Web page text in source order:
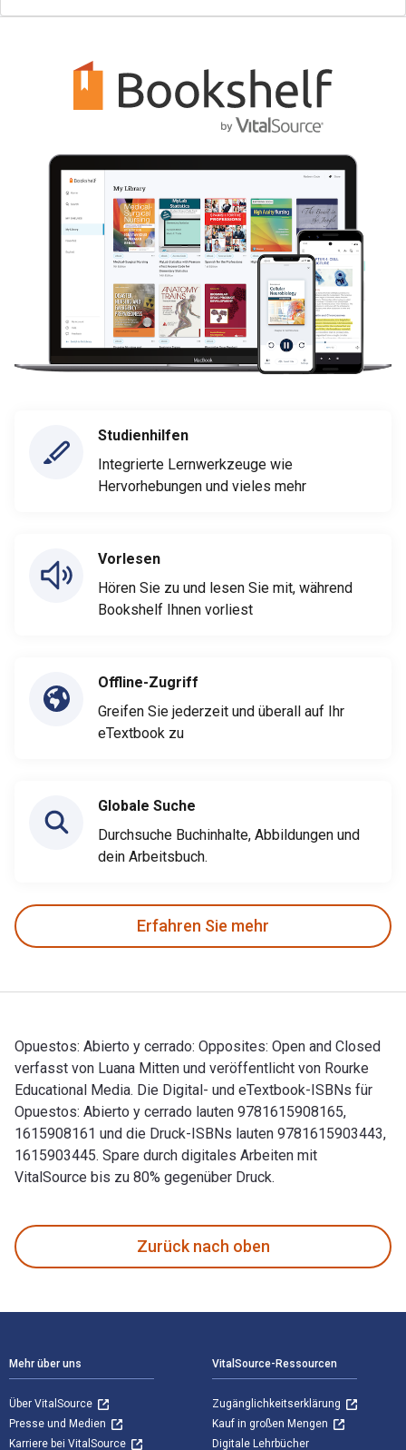
Studienhilfen
Integrierte Lernwerkzeuge wie
Hervorhebungen und vieles mehr
Vorlesen
Hören Sie zu und lesen Sie mit, während
Bookshelf Ihnen vorliest
Offline-Zugriff
Greifen Sie jederzeit und überall auf Ihr
eTextbook zu
Globale Suche
Durchsuche Buchinhalte, Abbildungen und
dein Arbeitsbuch.
Erfahren Sie mehr
Opuestos: Abierto y cerrado: Opposites: Open and Closed
verfasst von Luana Mitten und veröffentlicht von Rourke
Educational Media. Die Digital- und eTextbook-ISBNs für
Opuestos: Abierto y cerrado lauten 9781615908165,
1615908161 und die Druck-ISBNs lauten 9781615903443,
1615903445. Spare durch digitales Arbeiten mit
VitalSource bis zu 80% gegenüber Druck.
Zurück nach oben
Mehr über uns
Über VitalSource
Presse und Medien
Karriere bei VitalSource
VitalSource-Ressourcen
Zugänglichkeitserklärung
Kauf in großen Mengen
Digitale Lehrbücher